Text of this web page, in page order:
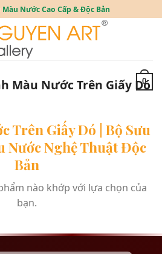
Màu Nước Cao Cấp & Độc Bản
0
Màu Nước Trên Giấy Dó
Trên Giấy Dó | Bộ Sưu
Nước Nghệ Thuật Độc
Bản
nào khớp với lựa chọn của
bạn.